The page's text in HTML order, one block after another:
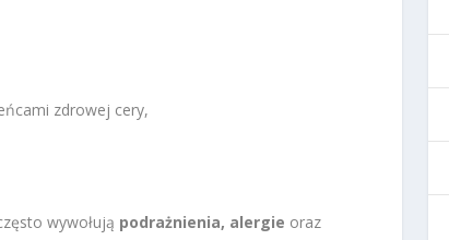
zdrowej cery,
wywołują podrażnienia, alergie oraz